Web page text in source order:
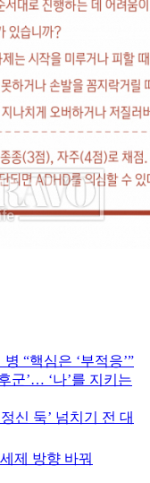
“핵심은 ‘부적응’”
군’… ‘나’를 지키는
신 둑’ 넘치기 전 대
제 방향 바꿔